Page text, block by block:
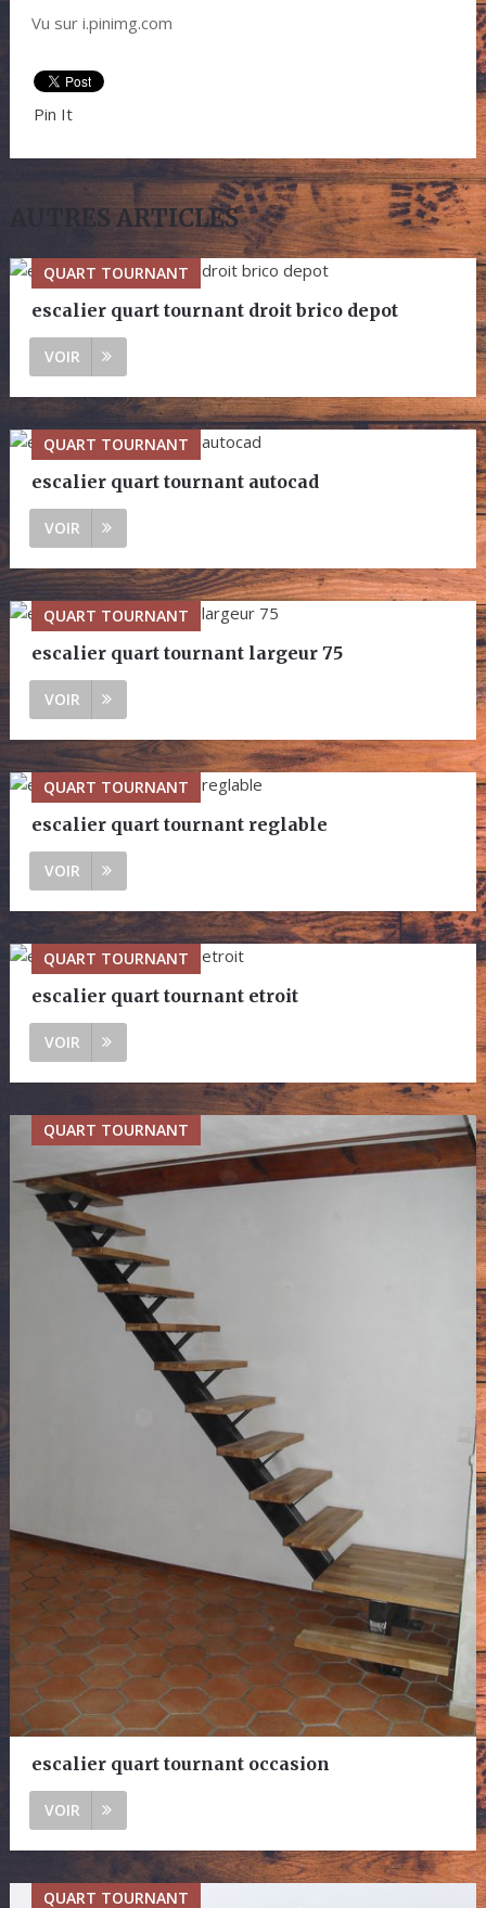
Vu sur i.pinimg.com
Pin It
AUTRES ARTICLES
QUART TOURNANT
escalier quart tournant droit brico depot
VOIR
QUART TOURNANT
escalier quart tournant autocad
VOIR
QUART TOURNANT
escalier quart tournant largeur 75
VOIR
QUART TOURNANT
escalier quart tournant reglable
VOIR
QUART TOURNANT
escalier quart tournant etroit
VOIR
QUART TOURNANT
escalier quart tournant occasion
VOIR
QUART TOURNANT